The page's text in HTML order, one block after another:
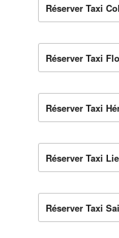
Réserver Taxi
Réserver Taxi
Réserver Taxi
Réserver Taxi
Réserver Taxi